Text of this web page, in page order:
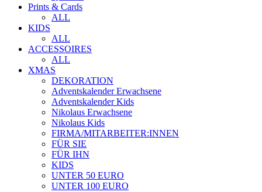
Prints & Cards
ALL
KIDS
ALL
ACCESSOIRES
ALL
XMAS
DEKORATION
Adventskalender Erwachsene
Adventskalender Kids
Nikolaus Erwachsene
Nikolaus Kids
FIRMA/MITARBEITER:INNEN
FÜR SIE
FÜR IHN
KIDS
UNTER 50 EURO
UNTER 100 EURO